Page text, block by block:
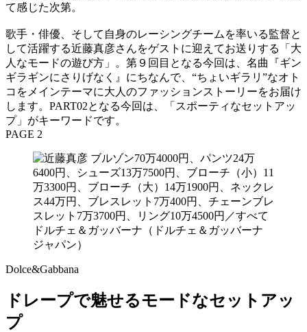
て感じた次第。
歌手・俳優、そして自身のレーシングチームを率いる監督と
して活躍する近藤真彦さんをゲストに迎えてお送りする「大
人なモードの遊び方」。第９回目となる今回は、名曲『ギン
ギラギンにさりげなく』にちなんで、“ちょいギラリ”なオト
コをメインテーマに大人のファッションストーリーをお届け
します。PART02となる今回は、「スポーティなセットアッ
プ」がキーワードです。
PAGE 2
Dolce&Gabbana
ドレープで魅せるモードなセットアッ
プ